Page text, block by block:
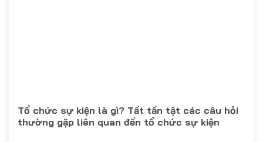
Tổ chức sự kiện là gì? Tất tần tật các câu hỏi
thường gặp liên quan đến tổ chức sự kiện